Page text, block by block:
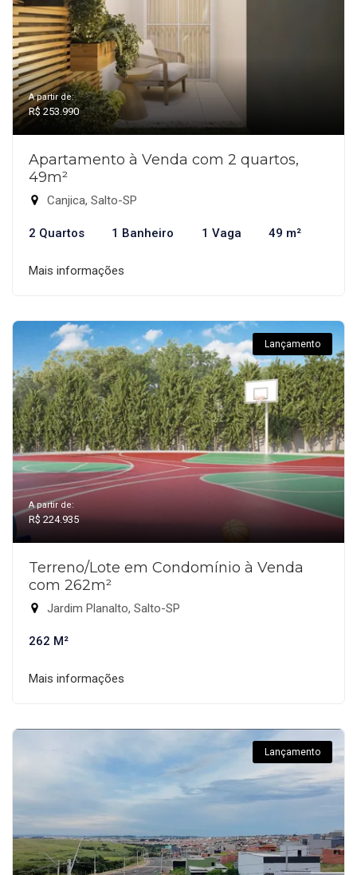
A partir de:
R$ 253.990
Apartamento à Venda com 2 quartos,
49m²
Canjica, Salto-SP
2 Quartos 1 Banheiro 1 Vaga 49 m²
Mais informações
Lançamento
A partir de:
R$ 224.935
Terreno/Lote em Condomínio à Venda
com 262m²
Jardim Planalto, Salto-SP
262 M²
Mais informações
Lançamento